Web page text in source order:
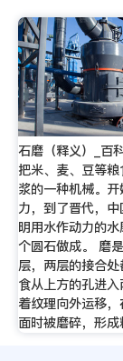
石磨（释义）_百
把米、麦、豆等粮
浆的一种机械。
力，到了晋代，
明用水作动力的
个圆石做成。 磨
层，两层的接合
食从上方的孔进
着纹理向外运移
面时被磨碎，形成